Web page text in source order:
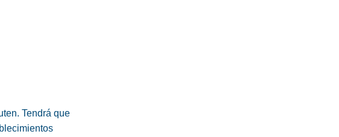
Tendrá que